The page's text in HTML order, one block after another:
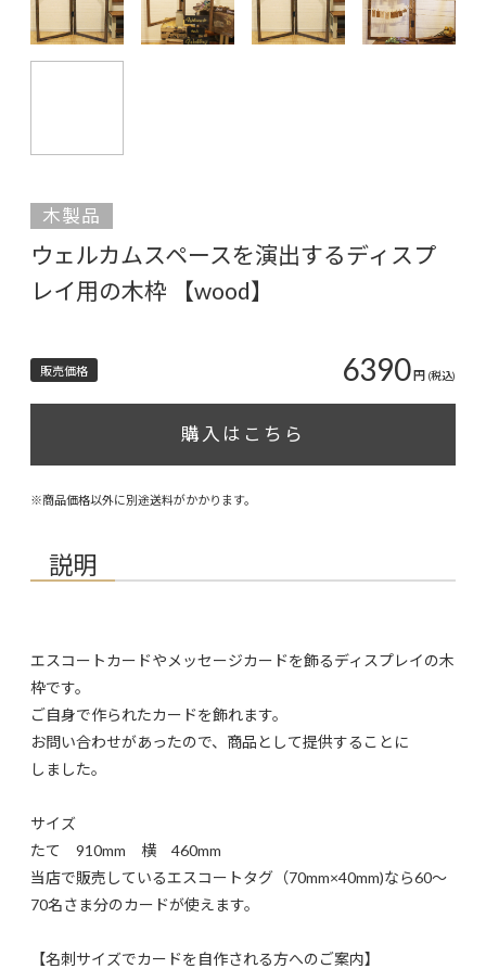
木製品
ウェルカムスペースを演出するディスプ
レイ用の木枠 【wood】
販売価格 6390円 (税込)
購入はこちら
※商品価格以外に別途送料がかかります。
説明
エスコートカードやメッセージカードを飾るディスプレイの木
枠です。
ご自身で作られたカードを飾れます。
お問い合わせがあったので、商品として提供することに
しました。
サイズ
たて 910mm 横 460mm
当店で販売しているエスコートタグ（70mm×40mm)なら60〜
70名さま分のカードが使えます。
【名刺サイズでカードを自作される方へのご案内】